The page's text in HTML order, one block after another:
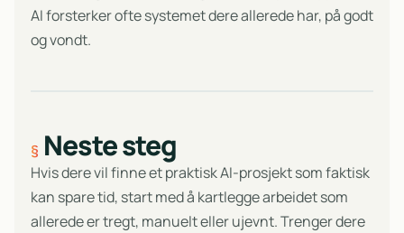
AI forsterker ofte systemet dere allerede har, på godt
og vondt.
Neste steg
Hvis dere vil finne et praktisk AI-prosjekt som faktisk
kan spare tid, start med å kartlegge arbeidet som
allerede er tregt, manuelt eller ujevnt. Trenger dere